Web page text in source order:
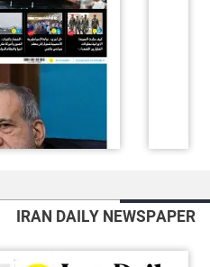
IRAN DAILY NEWSPAPER